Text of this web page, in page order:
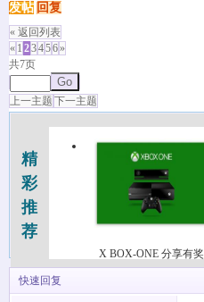
发帖 回复
« 返回列表
« 1 23456»
共7页
Go
上一主题 下一主题
精
彩
推
荐
X BOX-ONE 分享有奖
快速回复